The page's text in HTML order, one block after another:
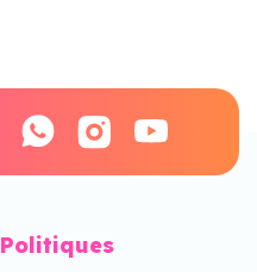
Politiques